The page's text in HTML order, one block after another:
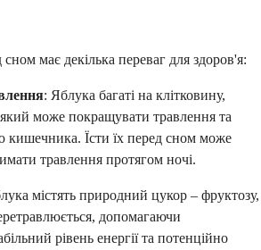
має декілька переваг для здоров'я:
: Яблука багаті на клітковину,
може покращувати травлення та
кишечника. Їсти їх перед сном може
травлення протягом ночі.
містять природний цукор – фруктозу,
допомагаючи
рівень енергії та потенційно